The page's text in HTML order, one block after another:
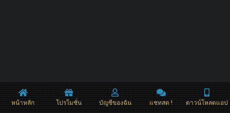
หน้าหลัก โปรโมชั่น บัญชีของฉัน แชทสด ! ดาวน์โหลดแอป